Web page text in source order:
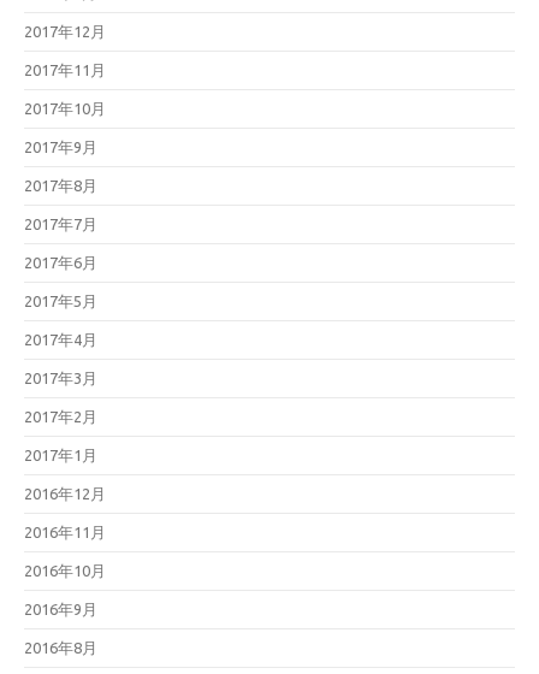
2017年12月
2017年11月
2017年10月
2017年9月
2017年8月
2017年7月
2017年6月
2017年5月
2017年4月
2017年3月
2017年2月
2017年1月
2016年12月
2016年11月
2016年10月
2016年9月
2016年8月